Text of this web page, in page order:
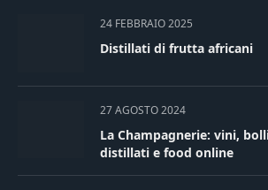
24 FEBBRAIO 2025
Distillati di frutta africani
27 AGOSTO 2024
La Champagnerie: vini,
distillati e food online